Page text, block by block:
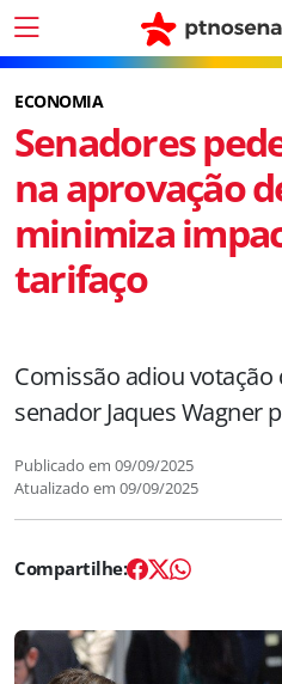
ECONOMIA
Senadores
na aprovação
minimiza
tarifaço
Comissão adiou
senador Jaques Wagner
Publicado em 09/09/2025
Atualizado em 09/09/2025